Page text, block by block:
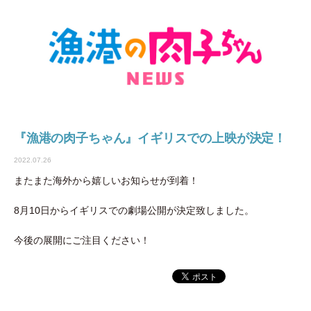
『漁港の肉子ちゃん』イギリスでの上映が決定！
2022.07.26
またまた海外から嬉しいお知らせが到着！
8月10日からイギリスでの劇場公開が決定致しました。
今後の展開にご注目ください！